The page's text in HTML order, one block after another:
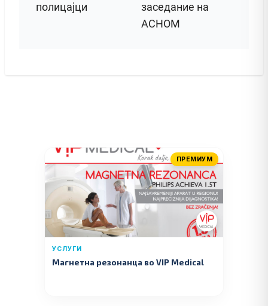
полицајци
заседание на
АСНОМ
ПРЕМИУМ
УСЛУГИ
Магнетна резонанца во VIP Medical